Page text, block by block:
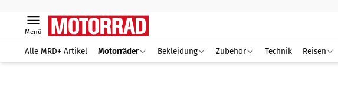
Menü
Alle MRD+ Artikel Motorräder Bekleidung Zubehör Technik Reisen